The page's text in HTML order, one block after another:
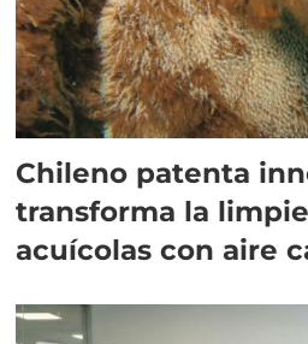
Chileno patenta
transforma la
acuícolas con aire